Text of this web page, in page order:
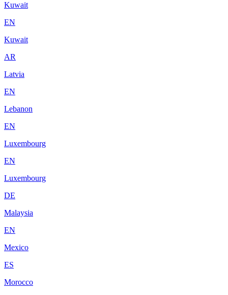
Kuwait
EN
Kuwait
AR
Latvia
EN
Lebanon
EN
Luxembourg
EN
Luxembourg
DE
Malaysia
EN
Mexico
ES
Morocco